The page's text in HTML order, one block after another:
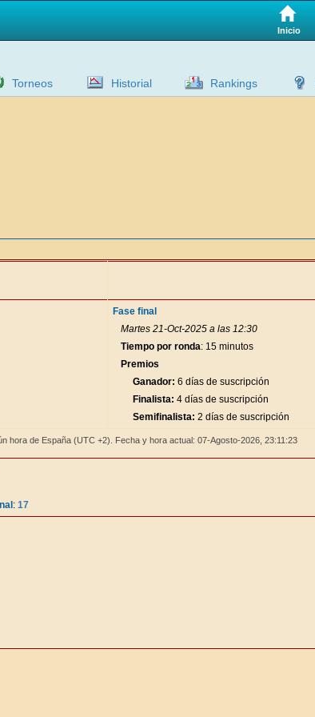
Inicio
Torneos Historial Rankings
Fase final
Martes 21-Oct-2025 a las 12:30
Tiempo por ronda: 15 minutos
Premios
Ganador: 6 días de suscripción
Finalista: 4 días de suscripción
Semifinalista: 2 días de suscripción
hora de España (UTC +2). Fecha y hora actual: 07-Agosto-2026, 23:11:23
: 17